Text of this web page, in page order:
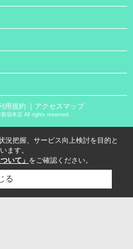
用規約 ｜アクセスマップ
宿本店 All rights reserved.
況把握、サービス向上検討を目的と
ます。
いて」 をご確認ください。
る